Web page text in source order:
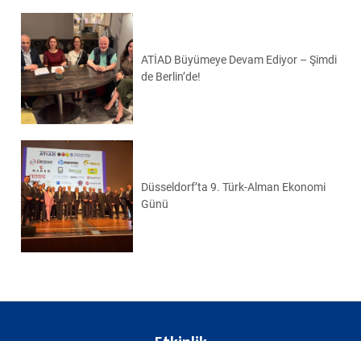
ATİAD Büyümeye Devam Ediyor – Şimdi
de Berlin’de!
Düsseldorf’ta 9. Türk-Alman Ekonomi
Günü